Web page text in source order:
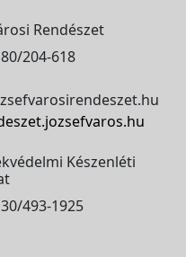
Rendészet
204-618
Készenléti
493-1925